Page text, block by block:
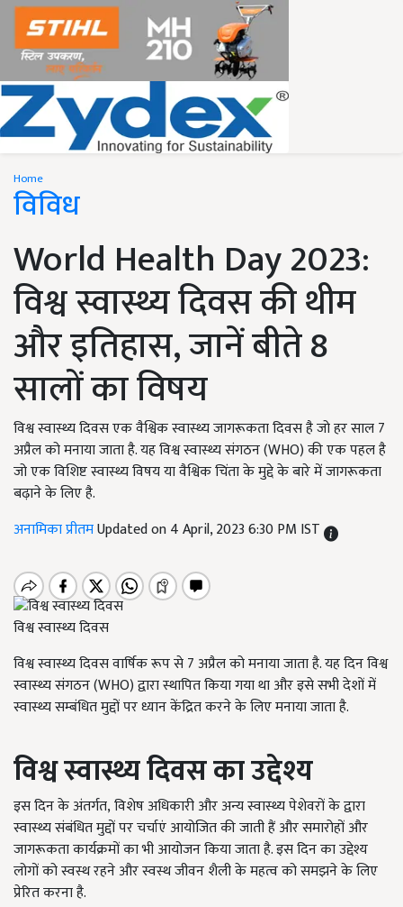
Home
विविध
World Health Day 2023:
विश्व स्वास्थ्य दिवस की थीम
और इतिहास, जानें बीते 8
सालों का विषय
विश्व स्वास्थ्य दिवस एक वैश्विक स्वास्थ्य जागरूकता दिवस है जो हर साल 7
अप्रैल को मनाया जाता है. यह विश्व स्वास्थ्य संगठन (WHO) की एक पहल है
जो एक विशिष्ट स्वास्थ्य विषय या वैश्विक चिंता के मुद्दे के बारे में जागरूकता
बढ़ाने के लिए है.
अनामिका प्रीतमUpdated on 4 April, 2023 6:30 PM IST
विश्व स्वास्थ्य दिवस
विश्व स्वास्थ्य दिवस वार्षिक रूप से7अप्रैल को मनाया जाता है. यह दिन विश्व
स्वास्थ्य संगठन (WHO)द्वारा स्थापित किया गया था और इसे सभी देशों में
स्वास्थ्य सम्बंधित मुद्दों पर ध्यान केंद्रित करने के लिए मनाया जाता है.
विश्व स्वास्थ्य दिवस का उद्देश्य
इस दिन के अंतर्गत,विशेष अधिकारी और अन्य स्वास्थ्य पेशेवरों के द्वारा
स्वास्थ्य संबंधित मुद्दों पर चर्चाएं आयोजित की जाती हैं और समारोहों और
जागरूकता कार्यक्रमों का भी आयोजन किया जाता है. इस दिन का उद्देश्य
लोगों को स्वस्थ रहने और स्वस्थ जीवन शैली के महत्व को समझने के लिए
प्रेरित करना है.